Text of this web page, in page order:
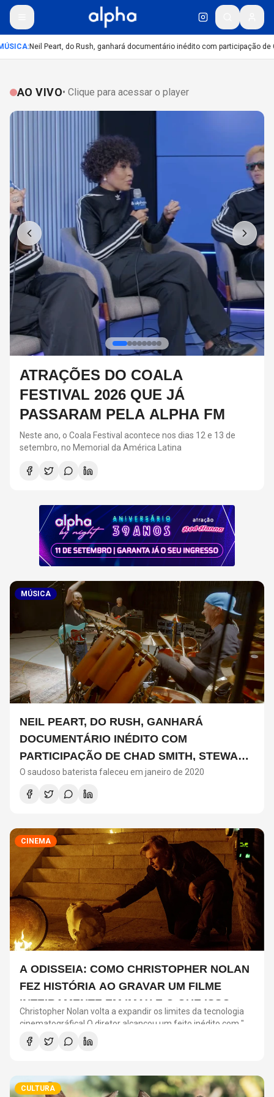
:Neil Peart, do Rush, ganhará documentário inédito com participação de
AO VIVO• Clique para acessar o player
RED HOT CHILI PEPPERS DEVE
VOLTAR AOS ESTÚDIOS EM
BREVE, DIZ ANTHONY KIEDIS
O último álbum da banda foi lançado em 2022
MÚSICA
NEIL PEART, DO RUSH, GANHARÁ
DOCUMENTÁRIO INÉDITO COM
PARTICIPAÇÃO DE CHAD SMITH, STEWART
COPELAND E DANNY CAREY
O saudoso baterista faleceu em janeiro de 2020
CINEMA
A ODISSEIA: COMO CHRISTOPHER NOLAN
FEZ HISTÓRIA AO GRAVAR UM FILME
INTEIRAMENTE EM IMAX E O QUE ISSO
SIGNIFICA
Christopher Nolan volta a expandir os limites da tecnologia
cinematográfica! O diretor alcançou um feito inédito com "A
Odisseia": o longa será o primeiro filme de ficção gravado
inteiramente com câmeras IMAX.
CULTURA